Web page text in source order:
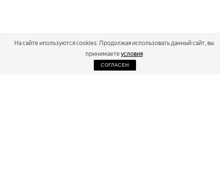
2026
На сайте ипользуются cookies. Продолжая использовать данный сайт, вы
принимаете условия
СОГЛАСЕН